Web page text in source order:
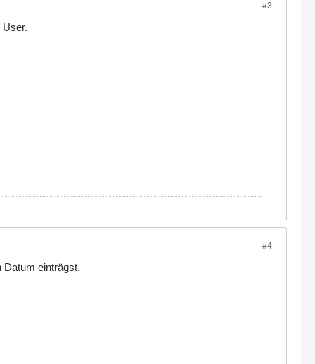
#3
User.
#4
Datum einträgst.